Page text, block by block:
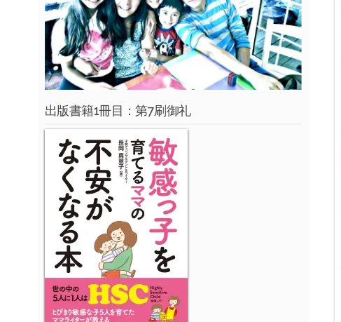
出版書籍1冊目：第7刷御礼